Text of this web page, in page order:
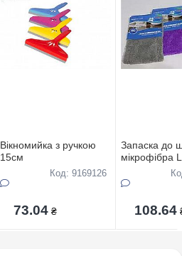
Вiкномийка з ручкою
15см
Код: 9169126
73.04 ₴
Запаска до
мiкрофiбра
108.64